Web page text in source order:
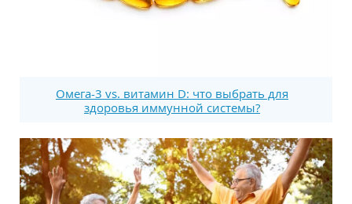
Омега-3 vs. витамин D: что выбрать для
здоровья иммунной системы?